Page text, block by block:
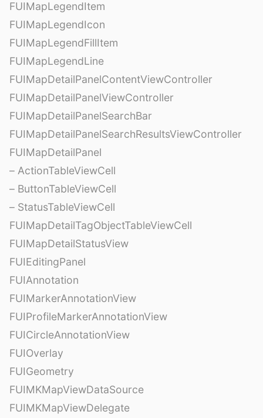
FUIMapLegendItem
FUIMapLegendIcon
FUIMapLegendFillItem
FUIMapLegendLine
FUIMapDetailPanelContentViewController
FUIMapDetailPanelViewController
FUIMapDetailPanelSearchBar
FUIMapDetailPanelSearchResultsViewController
FUIMapDetailPanel
– ActionTableViewCell
– ButtonTableViewCell
– StatusTableViewCell
FUIMapDetailTagObjectTableViewCell
FUIMapDetailStatusView
FUIEditingPanel
FUIAnnotation
FUIMarkerAnnotationView
FUIProfileMarkerAnnotationView
FUICircleAnnotationView
FUIOverlay
FUIGeometry
FUIMKMapViewDataSource
FUIMKMapViewDelegate